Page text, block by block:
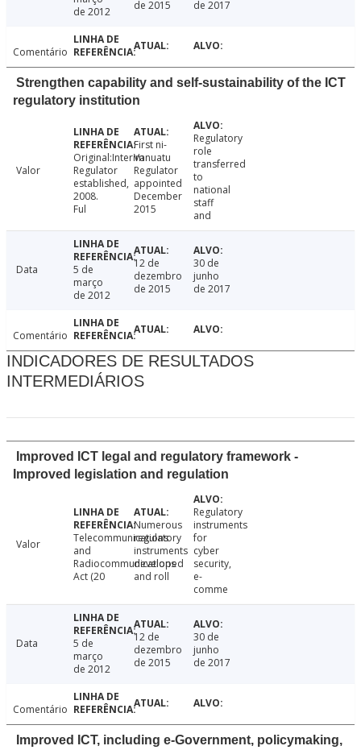
de 2012
de 2015 de 2017
Comentário
Strengthen capability and self-sustainability of the ICT
regulatory institution
Valor
Original:Interim
Regulator
established,
2008.
Ful
First ni-
Vanuatu
Regulator
appointed
December
2015
Regulatory
role
transferred
to
national
staff
and
Data
5 de
março
de 2012
12 de
dezembro
de 2015
30 de
junho
de 2017
Comentário
INDICADORES DE RESULTADOS
INTERMEDIÁRIOS
Improved ICT legal and regulatory framework -
Improved legislation and regulation
Valor
Telecommunications
and
Radiocommunications
Act (20
Numerous
regulatory
instruments
developed
and roll
Regulatory
instruments
for
cyber
security,
e-
comme
Data
5 de
março
de 2012
12 de
dezembro
de 2015
30 de
junho
de 2017
Comentário
Improved ICT, including e-Government, policymaking,